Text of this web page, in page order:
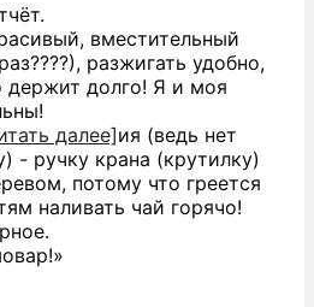
вместительный
разжигать удобно,
держит долго! Я и моя
далее]ия (ведь нет
- ручку крана (крутилку)
потому что греется
наливать чай горячо!
»